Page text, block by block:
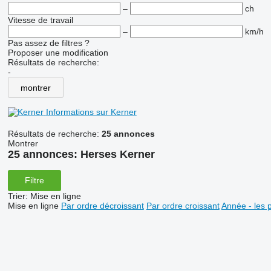
–
ch
Vitesse de travail
–
km/h
Pas assez de filtres ?
Proposer une modification
Résultats de recherche:
-
montrer
Informations sur Kerner
Résultats de recherche: 25 annonces
Montrer
25 annonces: Herses Kerner
Filtre
Trier: Mise en ligne
Mise en ligne Par ordre décroissant Par ordre croissant Année - les